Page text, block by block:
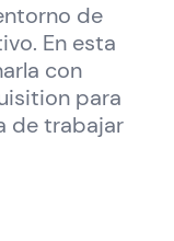
de
En esta
con
para
de trabajar